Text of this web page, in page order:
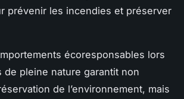
prévenir les incendies et préserver
écoresponsables lors
de pleine nature garantit non
de l’environnement, mais